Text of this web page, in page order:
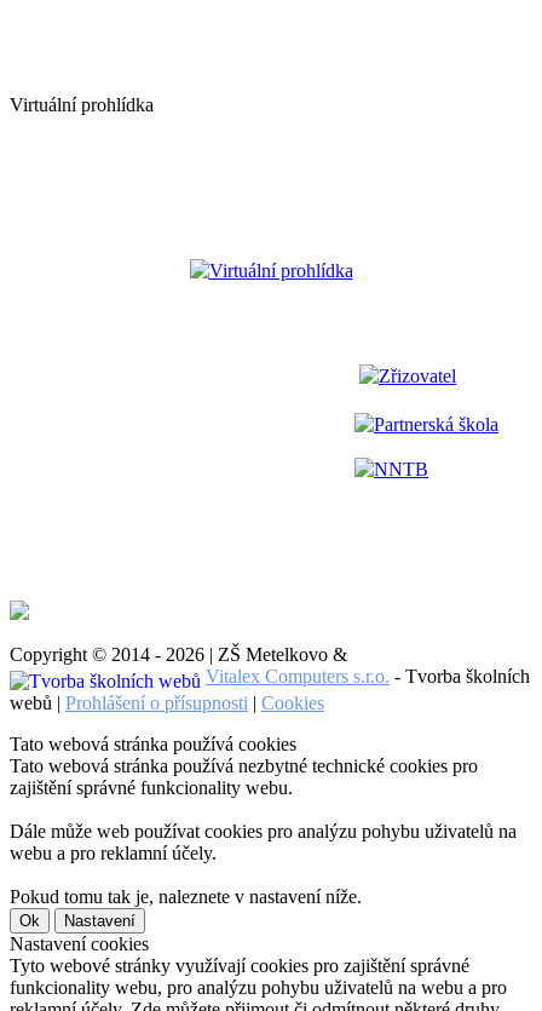
Virtuální prohlídka
Virtuální prohlídka
Zřizovatel
Partnerská škola
NNTB
Copyright © 2014 - 2026 | ZŠ Metelkovo &
Vitalex Computers s.r.o. - Tvorba školních
webů | Prohlášení o přísupnosti | Cookies
Tato webová stránka používá cookies
Tato webová stránka používá nezbytné technické cookies pro
zajištění správné funkcionality webu.
Dále může web používat cookies pro analýzu pohybu uživatelů na
webu a pro reklamní účely.
Pokud tomu tak je, naleznete v nastavení níže.
Ok Nastavení
Nastavení cookies
Tyto webové stránky využívají cookies pro zajištění správné
funkcionality webu, pro analýzu pohybu uživatelů na webu a pro